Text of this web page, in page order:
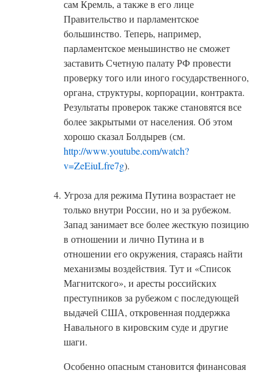
сам Кремль, а также в его лице
Правительство и парламентское
большинство. Теперь, например,
парламентское меньшинство не сможет
заставить Счетную палату РФ провести
проверку того или иного государственного,
органа, структуры, корпорации, контракта.
Результаты проверок также становятся все
более закрытыми от населения. Об этом
хорошо сказал Болдырев (см.
http://www.youtube.com/watch?
v=ZeEiuLfre7g).
Угроза для режима Путина возрастает не
только внутри России, но и за рубежом.
Запад занимает все более жесткую позицию
в отношении и лично Путина и в
отношении его окружения, стараясь найти
механизмы воздействия. Тут и «Список
Магнитского», и аресты российских
преступников за рубежом с последующей
выдачей США, откровенная поддержка
Навального в кировским суде и другие
шаги.
Особенно опасным становится финансовая